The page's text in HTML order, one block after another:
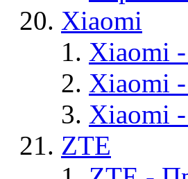
Xiaomi
Xiaomi
Xiaomi
Xiaomi
ZTE